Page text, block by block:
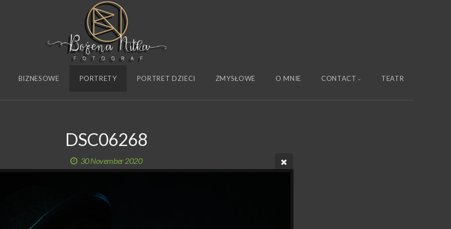
BIZNESOWE PORTRETY PORTRET DZIECI ZMYSŁOWE O MNIE CONTACT TEATR
DSC06268
30 November 2020